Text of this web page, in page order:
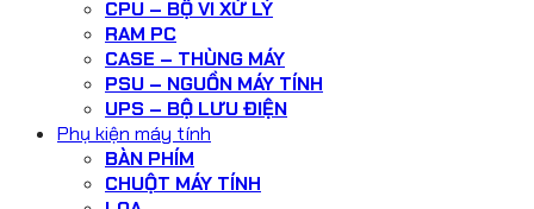
CPU – BỘ VI XỬ LÝ
RAM PC
CASE – THÙNG MÁY
PSU – NGUỒN MÁY TÍNH
UPS – BỘ LƯU ĐIỆN
Phụ kiện máy tính
BÀN PHÍM
CHUỘT MÁY TÍNH